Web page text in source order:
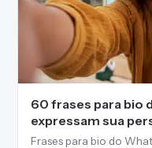
60 frases para bio
expressam sua
Frases para bio do